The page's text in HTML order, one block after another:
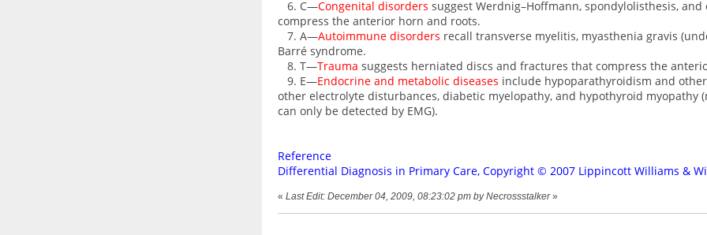
6. C—Congenital disorders suggest Werdnig–Hoffmann, spondylolisthesis,
compress the anterior horn and roots.
7. A—Autoimmune disorders recall transverse myelitis, myasthenia gravis
Barré syndrome.
8. T—Trauma suggests herniated discs and fractures that compress the
9. E—Endocrine and metabolic diseases include hypoparathyroidism and
other electrolyte disturbances, diabetic myelopathy, and hypothyroid myopathy
can only be detected by EMG).
Reference
Differential Diagnosis in Primary Care, Copyright © 2007 Lippincott Williams &
« Last Edit: December 04, 2009, 08:23:02 pm by Necrossstalker»